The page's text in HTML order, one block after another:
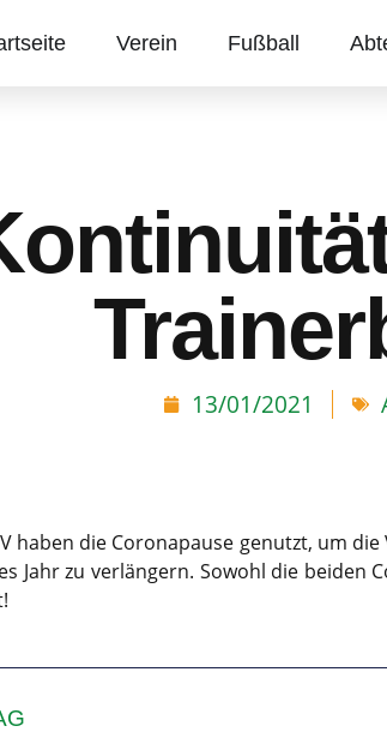
Verein Fußball
13/01/2021
haben die Coronapause genutzt, um
Jahr zu verlängern. Sowohl die beiden